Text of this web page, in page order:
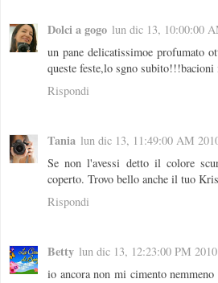
Dolci a gogo lun dic 13, 10:00:00
un pane delicatissimoe profumato
queste feste,lo sgno subito!!!bacioni
Rispondi
Tania lun dic 13, 11:49:00 AM
Se non l'avessi detto il colore
coperto. Trovo bello anche il tuo
Rispondi
Betty lun dic 13, 12:23:00 PM 2010
io ancora non mi cimento